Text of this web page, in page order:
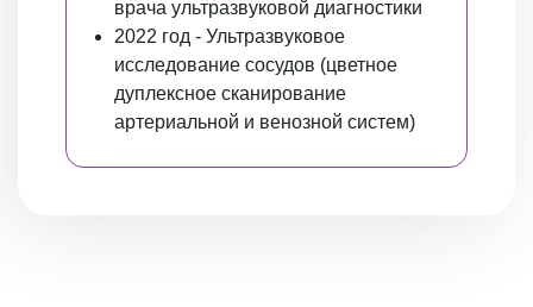
врача ультразвуковой диагностики
2022 год - Ультразвуковое
исследование сосудов (цветное
дуплексное сканирование
артериальной и венозной систем)